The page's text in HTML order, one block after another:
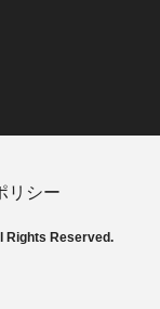
リシー
Rights Reserved.